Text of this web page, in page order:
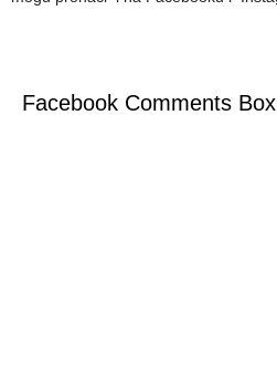
Facebook Comments Box